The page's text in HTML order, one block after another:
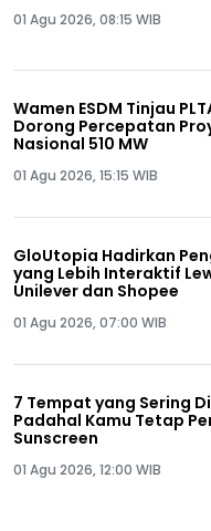
01 Agu 2026, 08:15 WIB
Wamen ESDM Tinjau
Dorong Percepatan
Nasional 510 MW
01 Agu 2026, 15:15 WIB
GloUtopia Hadirkan
yang Lebih Interaktif
Unilever dan Shopee
01 Agu 2026, 07:00 WIB
7 Tempat yang Sering
Padahal Kamu Tetap
Sunscreen
01 Agu 2026, 12:00 WIB